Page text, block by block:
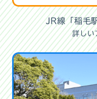
JR線「稲毛
詳しい